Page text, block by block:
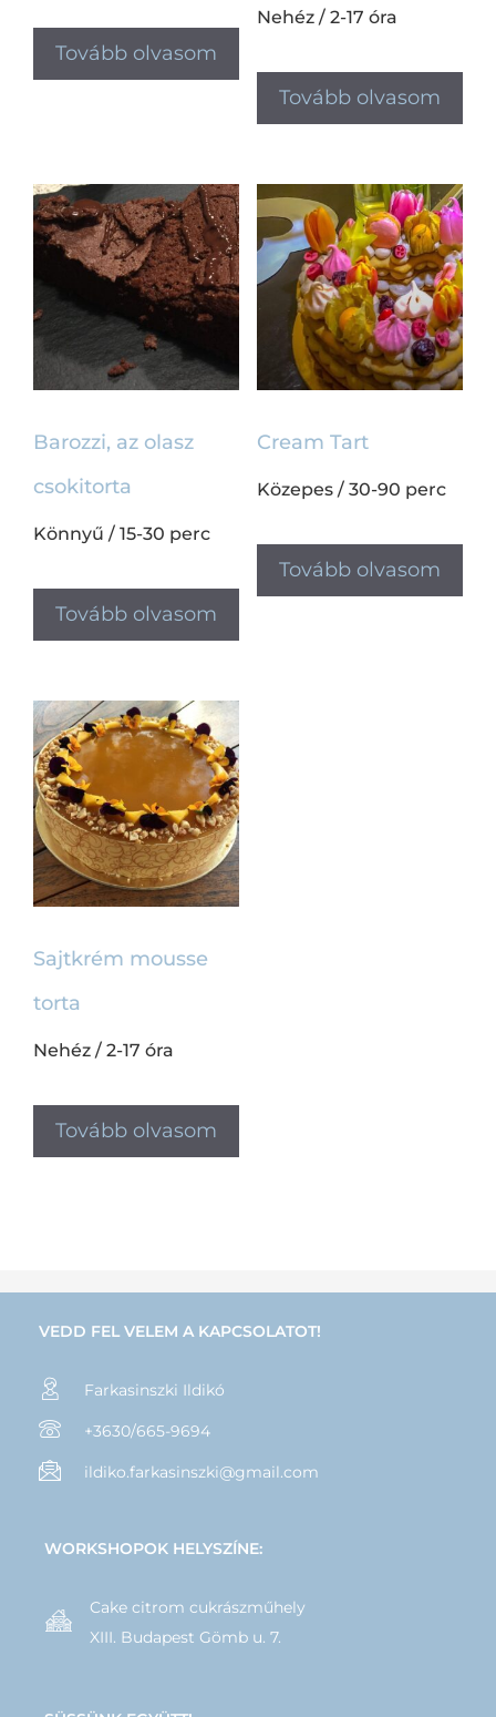
Tovább olvasom
Nehéz/ 2-17 óra
Tovább olvasom
Barozzi, az olasz
csokitorta
Könnyű / 15-30 perc
Tovább olvasom
Cream Tart
Közepes/ 30-90 perc
Tovább olvasom
Sajtkrém mousse
torta
Nehéz / 2-17 óra
Tovább olvasom
VEDD FEL VELEM A KAPCSOLATOT!
Farkasinszki Ildikó
+3630/665-9694
ildiko.farkasinszki@gmail.com
WORKSHOPOK HELYSZÍNE:
Cake citrom cukrászműhely
XIII. Budapest Gömb u. 7.